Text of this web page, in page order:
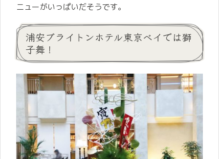
ニューがいっぱいだそうです。
浦安ブライトンホテル東京ベイでは獅
子舞！